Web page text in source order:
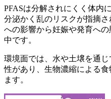
PFASは分解されにくく体内
分泌かく乱のリスクが指摘
への影響から妊娠や発育へ
中です。
環境面では、水や土壌を通
性があり、生物濃縮による
ます。